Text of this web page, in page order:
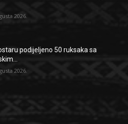
2026.
podijeljeno 50 ruksaka sa
2026.